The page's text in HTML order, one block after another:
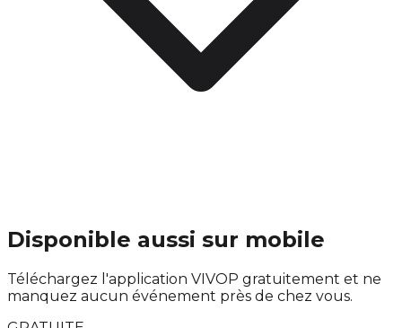
Disponible aussi sur mobile
Téléchargez l'application VIVOP gratuitement et ne
manquez aucun événement près de chez vous.